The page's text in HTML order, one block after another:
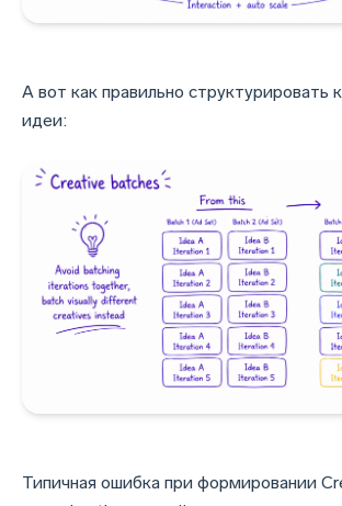
А вот как правильно структурировать
идеи:
Типичная ошибка при формировании